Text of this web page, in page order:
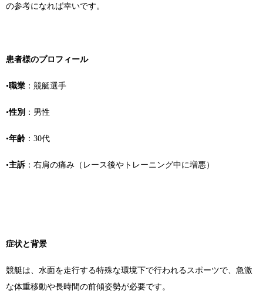
の参考になれば幸いです。
患者様のプロフィール
•職業 ：競艇選手
•性別 ：男性
•年齢 ：30代
•主訴：右肩の痛み（レース後やトレーニング中に増悪）
症状と背景
競艇は、水面を走行する特殊な環境下で行われるスポーツで、急激
な体重移動や長時間の前傾姿勢が必要です。